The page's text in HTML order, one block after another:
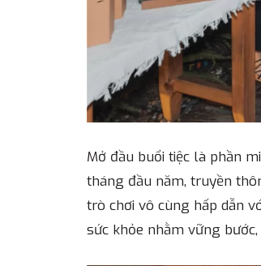
Mở đầu buổi tiệc là phần
tháng đầu năm, truyền
trò chơi vô cùng hấp dẫn
sức khỏe nhằm vững